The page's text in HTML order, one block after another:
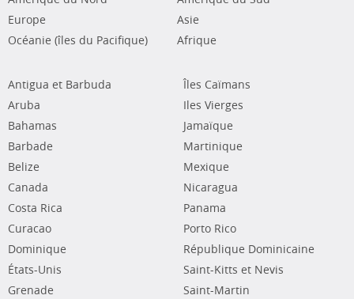
Europe
Asie
Océanie (îles du Pacifique)
Afrique
Antigua et Barbuda
Aruba
Bahamas
Barbade
Belize
Canada
Costa Rica
Curacao
Dominique
États-Unis
Grenade
Îles Caïmans
Iles Vierges
Jamaïque
Martinique
Mexique
Nicaragua
Panama
Porto Rico
République Dominicaine
Saint-Kitts et Nevis
Saint-Martin